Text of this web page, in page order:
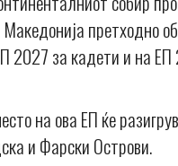
Македонија претходно
2027 за кадети и на
на ова ЕП ќе
и Фарски Острови.